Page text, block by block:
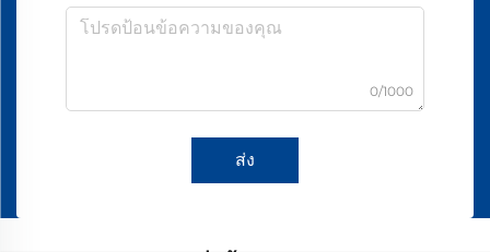
0/1000
ส่ง